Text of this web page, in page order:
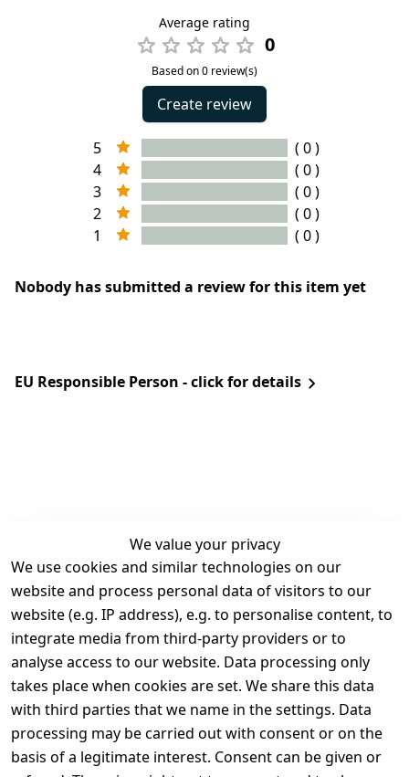
Average rating
0
Based on 0 review(s)
Create review
5
( 0 )
4
( 0 )
3
( 0 )
2
( 0 )
1
( 0 )
Nobody has submitted a review for this item yet
EU Responsible Person - click for details
We value your privacy
We use cookies and similar technologies on our
website and process personal data of visitors to our
website (e.g. IP address), e.g. to personalise content, to
integrate media from third-party providers or to
analyse access to our website. Data processing only
takes place when cookies are set. We share this data
with third parties that we name in the settings. Data
processing may be carried out with consent or on the
basis of a legitimate interest. Consent can be given or
Legal
Terms and
Conditions
Legal
disclosure
Privacy Policy
Declaration of
accessibility
Contact
Register